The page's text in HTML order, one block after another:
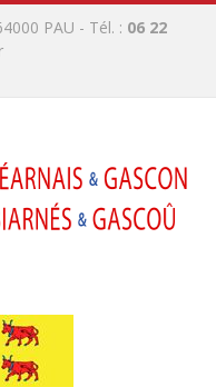
PAU - Tél. : 06 22